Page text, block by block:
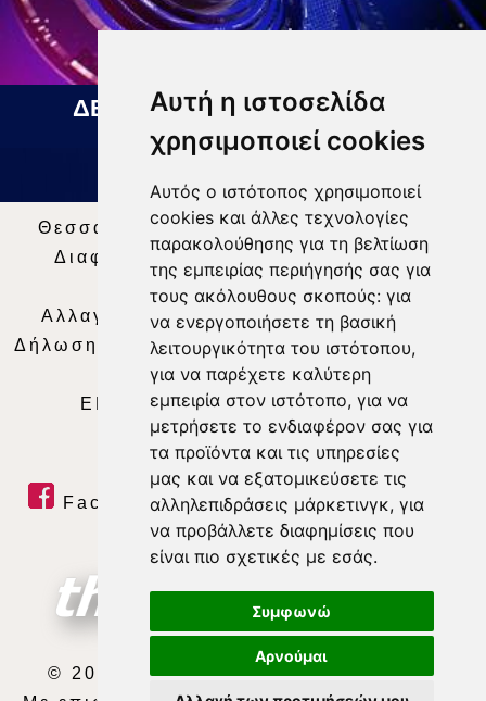
Αυτή η ιστοσελίδα
χρησιμοποιεί cookies
Αυτός ο ιστότοπος χρησιμοποιεί
cookies και άλλες τεχνολογίες
παρακολούθησης για τη βελτίωση
της εμπειρίας περιήγησής σας για
τους ακόλουθους σκοπούς: για
να ενεργοποιήσετε τη βασική
λειτουργικότητα του ιστότοπου,
για να παρέχετε καλύτερη
εμπειρία στον ιστότοπο, για να
μετρήσετε το ενδιαφέρον σας για
τα προϊόντα και τις υπηρεσίες
μας και να εξατομικεύσετε τις
αλληλεπιδράσεις μάρκετινγκ, για
να προβάλλετε διαφημίσεις που
είναι πιο σχετικές με εσάς.
Συμφωνώ
Αρνούμαι
ΔΕΛΤΙΟ ΕΙΔΗΣΕΩΝ 06 08 2026
Θεσσαλία Τηλεόραση|SNG Services
Διαφήμιση | Όροι Χρήσης |Δήλωση
Απορρήτου |
Περιεχόμενο
Αλλαγή Προτιμήσεων για τα Cookies
Δήλωση συμμόρφωσης με τη σύσταση (ΕΕ)
2018/334|Ταυτότητα
ΕΝΗΜΕΡΩΣΗ |WEB TV| LIVE
Facebook| Twitter | Youtube
RSS Feed
© 2026 ΘΕΣΣΑΛΙΑ ΤΗΛΕΟΡΑΣΗ Α.Ε.